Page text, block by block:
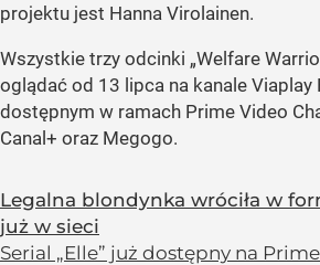
projektu jest Hanna Virolainen.
Wszystkie trzy odcinki „Welfare
oglądać od 13 lipca na kanale Viaplay
dostępnym w ramach Prime Video
Canal+ oraz Megogo.
Legalna blondynka wróciła w
już w sieci
Serial „Elle” już dostępny na